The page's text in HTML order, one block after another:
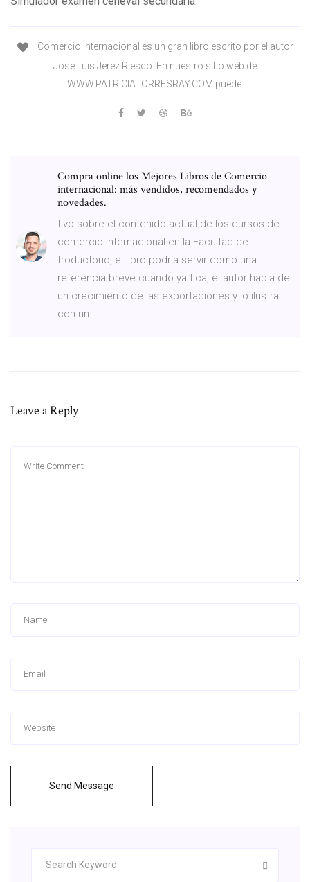
Comercio internacional es un gran libro escrito por el autor
Jose Luis Jerez Riesco. En nuestro sitio web de
WWW.PATRICIATORRESRAY.COM puede
Compra online los Mejores Libros de Comercio
internacional: más vendidos, recomendados y
novedades.
tivo sobre el contenido actual de los cursos de
comercio internacional en la Facultad de
troductorio, el libro podría servir como una
referencia breve cuando ya fica, el autor habla de
un crecimiento de las exportaciones y lo ilustra
con un
Leave a Reply
Send Message